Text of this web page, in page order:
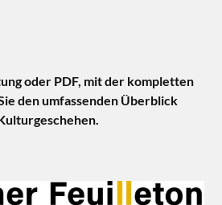
oder PDF, mit der kompletten
den umfassenden Überblick